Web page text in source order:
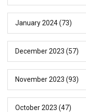
January 2024(73)
December 2023 (57)
November 2023 (93)
October 2023 (47)